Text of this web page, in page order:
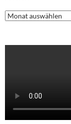
Archiv